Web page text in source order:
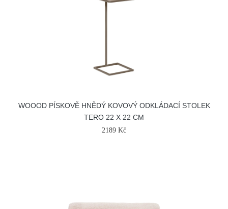
WOOOD PÍSKOVĚ HNĚDÝ KOVOVÝ ODKLÁDACÍ STOLEK
TERO 22 X 22 CM
2189 Kč